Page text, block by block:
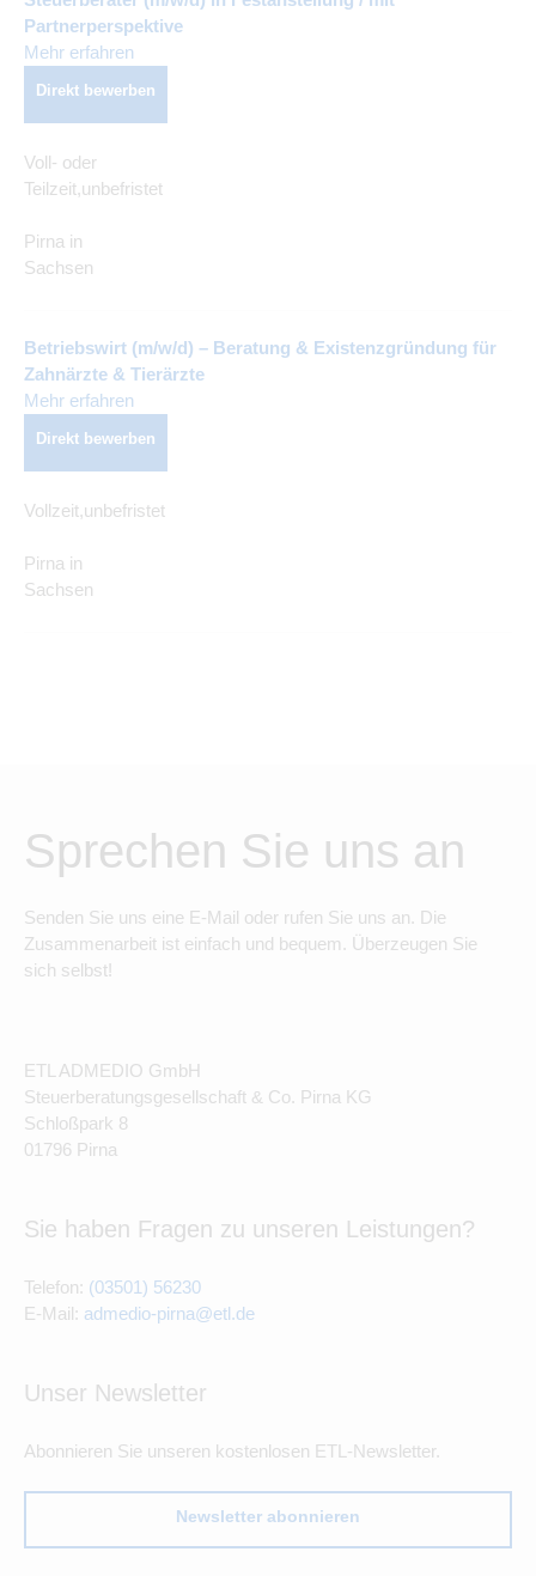
Partnerperspektive
Mehr erfahren
Direkt bewerben
Voll- oder
Teilzeit,unbefristet
Pirna in
Sachsen
Betriebswirt (m/w/d) – Beratung & Existenzgründung für
Zahnärzte & Tierärzte
Mehr erfahren
Direkt bewerben
Vollzeit,unbefristet
Pirna in
Sachsen
Sprechen Sie uns an
Senden Sie uns eine E-Mail oder rufen Sie uns an. Die
Zusammenarbeit ist einfach und bequem. Überzeugen Sie
sich selbst!
ETL ADMEDIO GmbH
Steuerberatungsgesellschaft & Co. Pirna KG
Schloßpark 8
01796 Pirna
Sie haben Fragen zu unseren Leistungen?
Telefon: (03501) 56230
E-Mail: admedio-pirna@etl.de
Unser Newsletter
Abonnieren Sie unseren kostenlosen ETL-Newsletter.
Newsletter abonnieren